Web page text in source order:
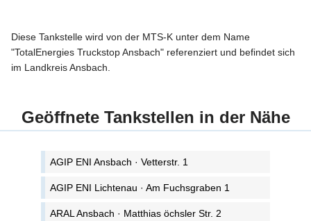
Diese Tankstelle wird von der MTS-K unter dem Name
"TotalEnergies Truckstop Ansbach" referenziert und befindet sich
im Landkreis Ansbach.
Geöffnete Tankstellen in der Nähe
AGIP ENI Ansbach · Vetterstr. 1
AGIP ENI Lichtenau · Am Fuchsgraben 1
ARAL Ansbach · Matthias öchsler Str. 2